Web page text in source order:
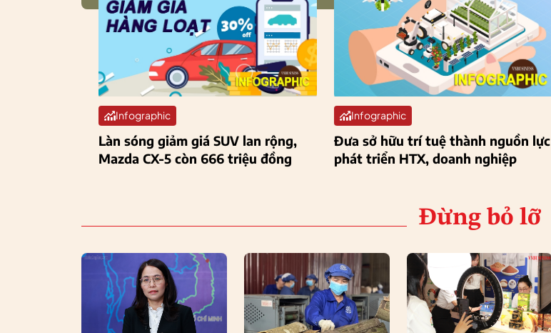
Infographic
Làn sóng giảm giá SUV lan rộng,
Mazda CX-5 còn 666 triệu đồng
Infographic
Đưa sở hữu trí tuệ thành nguồn lực
phát triển HTX, doanh nghiệp
Đừng bỏ lỡ